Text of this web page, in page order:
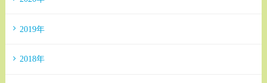
2019年
2018年